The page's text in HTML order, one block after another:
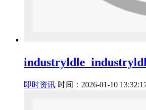
即时资讯 时间：2026-01-10